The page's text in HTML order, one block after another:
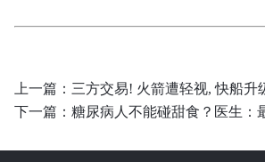
上一篇： 三方交易! 火箭遭轻视, 快船升
下一篇： 糖尿病人不能碰甜食？医生：